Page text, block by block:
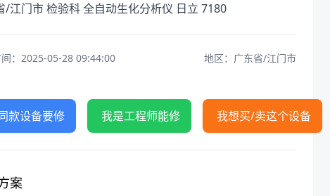
/江门市 检验科 全自动生化分析仪 日立 7180
：2025-05-28 09:44:00 地区：广东省/江门市
款设备要修 我是工程师能修 我想买/卖这个设备
案